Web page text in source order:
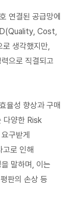
연결된 공급망에
Cost,
생각했지만,
으로 직결되고
율성 향상과 구매
다양한 Risk
구받게
고로 인해
말하며, 이는
판의 손상 등